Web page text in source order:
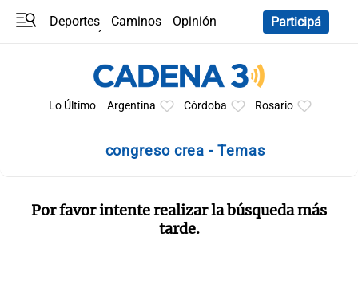
Deportes Caminos
Opinión
Participá
Lo Último Argentina Córdoba Rosario
congreso crea - Temas
Por favor intente realizar la búsqueda más
tarde.